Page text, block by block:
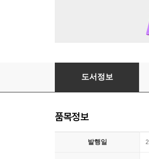
8월의 태양
도서정보
품목정보
발행일